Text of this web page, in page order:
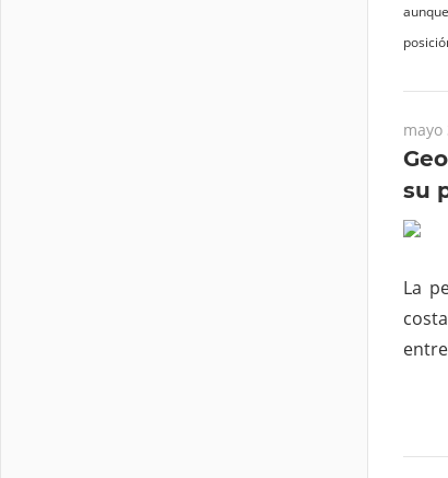
mayo
su
La